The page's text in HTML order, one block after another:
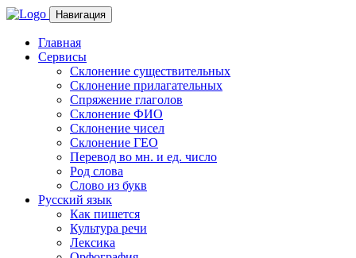
Навигация
Главная
Сервисы
Склонение существительных
Склонение прилагательных
Спряжение глаголов
Склонение ФИО
Склонение чисел
Склонение ГЕО
Перевод во мн. и ед. число
Род слова
Слово из букв
Русский язык
Как пишется
Культура речи
Лексика